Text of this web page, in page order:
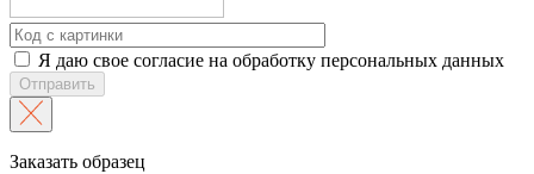
Я даю свое согласие на обработку персональных данных
Отправить
Заказать образец